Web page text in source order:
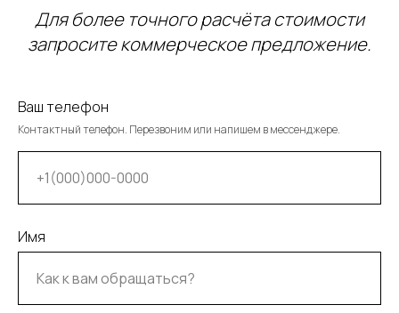
Для более точного расчёта стоимости
запросите коммерческое предложение.
Ваш телефон
Контактный телефон. Перезвоним или напишем в мессенджере.
Имя